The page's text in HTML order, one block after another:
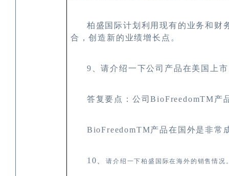
柏盛国际计划利用现有的业务和财
合，创造新的业绩增长点。
9 、请介绍一下公司产品在美国上
答复要点：公司BioFreedomTM产
BioFreedomTM产品在国外是非常
10 、请介绍一下柏盛国际在海外的销售情况